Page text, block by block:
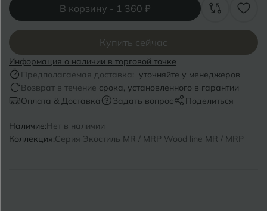
В корзину - 1 360 ₽
Купить сейчас
Информация о наличии в торговой точке
Предполагаемая доставка: уточняйте у менеджеров
Возврат в течение срока, установленного в гарантии
Оплата & Доставка
Задать вопрос Поделиться
Наличие:Нет в наличии
Коллекция:Серия Экостиль MR / MRP Wood line MR / MRP
Волгодонск
Воронеж
Воткинск
Г Геленджик
Славянск-на-Кубани
Смоленск
Сосновый Бор
Сочи
Сыктывкар